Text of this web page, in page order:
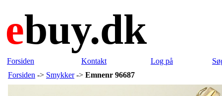
ebuy.dk
Forsiden Kontakt Log på
Forsiden -> Smykker-> Emnenr 96687